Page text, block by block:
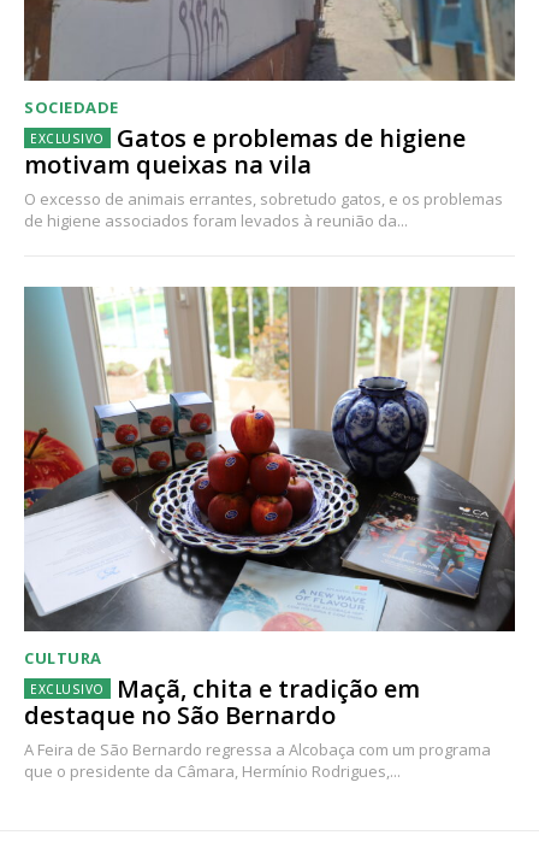
SOCIEDADE
Gatos e problemas de higiene
motivam queixas na vila
O excesso de animais errantes, sobretudo gatos, e os problemas
de higiene associados foram levados à reunião da...
CULTURA
Maçã, chita e tradição em
destaque no São Bernardo
A Feira de São Bernardo regressa a Alcobaça com um programa
que o presidente da Câmara, Hermínio Rodrigues,...